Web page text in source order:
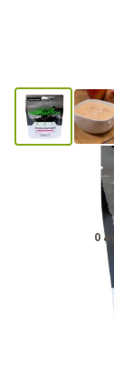
Ration
pomme
0
Plus de 10 en